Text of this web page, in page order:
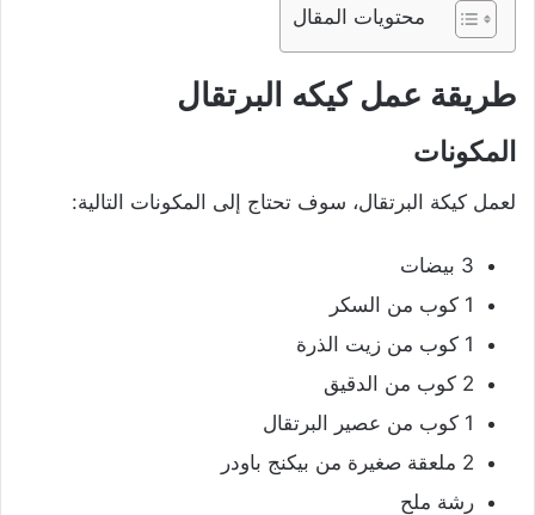
محتويات المقال
طريقة عمل كيكه البرتقال
المكونات
لعمل كيكة البرتقال، سوف تحتاج إلى المكونات التالية:
3 بيضات
1 كوب من السكر
1 كوب من زيت الذرة
2 كوب من الدقيق
1 كوب من عصير البرتقال
2 ملعقة صغيرة من بيكنج باودر
رشة ملح